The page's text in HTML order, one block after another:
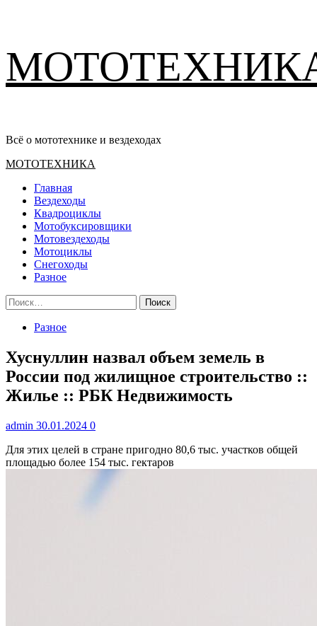
содержимому
Всё о мототехнике и вездеходах
Основное
МОТОТЕХНИКА
Главная
Вездеходы
Квадроциклы
Мотобуксировщики
Мотовездеходы
Мотоциклы
Снегоходы
Разное
Найти:
Разное
Хуснуллин назвал объем земель в
России под жилищное строительство ::
Жилье :: РБК Недвижимость
admin 30.01.2024 0
Для этих целей в стране пригодно 80,6 тыс. участков общей
площадью более 154 тыс. гектаров